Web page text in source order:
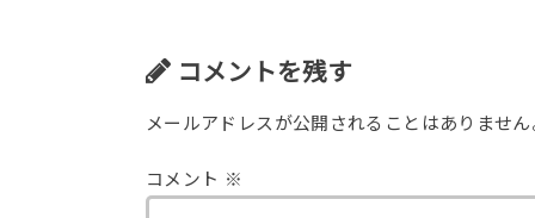
コメントを残す
メールアドレスが公開されることはありません
コメント ※